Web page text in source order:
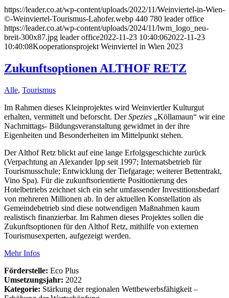
https://leader.co.at/wp-content/uploads/2022/11/Weinviertel-in-Wien-
©-Weinviertel-Tourismus-Lahofer.webp 440 780 leader office
https://leader.co.at/wp-content/uploads/2024/11/lwm_logo_neu-
breit-300x87.jpg leader office2022-11-23 10:40:062022-11-23
10:40:08Kooperationsprojekt Weinviertel in Wien 2023
Zukunftsoptionen ALTHOF RETZ
Alle, Tourismus
Im Rahmen dieses Kleinprojektes wird Weinviertler Kulturgut
erhalten, vermittelt und beforscht. DerSpezies „Köllamaun“ wir eine
Nachmittags- Bildungsveranstaltung gewidmet in der ihre
Eigenheiten und Besonderheiten im Mittelpunkt stehen.
Der Althof Retz blickt auf eine lange Erfolgsgeschichte zurück
(Verpachtung an Alexander Ipp seit 1997; Internatsbetrieb für
Tourismusschule; Entwicklung der Tiefgarage; weiterer Bettentrakt,
Vino Spa). Für die zukunftsorientierte Positionierung des
Hotelbetriebs zeichnet sich ein sehr umfassender Investitionsbedarf
von mehreren Millionen ab. In der aktuellen Konstellation als
Gemeindebetrieb sind diese notwendigen Maßnahmen kaum
realistisch finanzierbar. Im Rahmen dieses Projektes sollen die
Zukunftsoptionen für den Althof Retz, mithilfe von externen
Tourismusexperten, aufgezeigt werden.
Mehr Infos
Förderstelle: Eco Plus
Umsetzungsjahr: 2022
Kategorie: Stärkung der regionalen Wettbewerbsfähigkeit –